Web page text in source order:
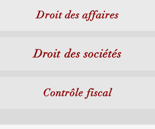
Droit des affaires
Droit des sociétés
Contrôle fiscal